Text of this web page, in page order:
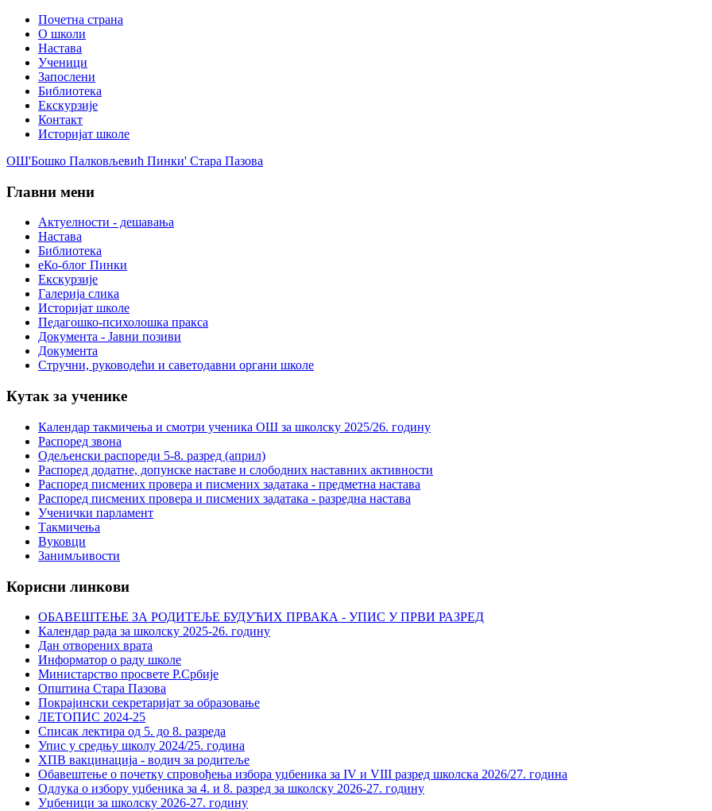
Почетна страна
О школи
Настава
Ученици
Запослени
Библиотека
Екскурзије
Контакт
Историјат школе
ОШ'Бошко Палковљевић Пинки' Стара Пазова
Главни мени
Актуелности - дешавања
Настава
Библиотека
еКо-блог Пинки
Екскурзије
Галерија слика
Историјат школе
Педагошко-психолошка пракса
Документа - Јавни позиви
Документа
Стручни, руководећи и саветодавни органи школе
Кутак за ученике
Календар такмичења и смотри ученика ОШ за школску 2025/26. годину
Распоред звона
Одељенски распореди 5-8. разред (април)
Распоред додатне, допунске наставе и слободних наставних активности
Распоред писмених провера и писмених задатака - предметна настава
Распоред писмених провера и писмених задатака - разредна настава
Ученички парламент
Такмичења
Вуковци
Занимљивости
Корисни линкови
ОБАВЕШТЕЊЕ ЗА РОДИТЕЉЕ БУДУЋИХ ПРВАКА - УПИС У ПРВИ РАЗРЕД
Календар рада за школску 2025-26. годину
Дан отворених врата
Информатор о раду школе
Министарство просвете Р.Србије
Општина Стара Пазова
Покрајински секретаријат за образовање
ЛЕТОПИС 2024-25
Списак лектира од 5. до 8. разреда
Упис у средњу школу 2024/25. година
ХПВ вакцинација - водич за родитеље
Обавештење о почетку спровођења избора уџбеника за IV и VIII разред школска 2026/27. година
Одлука о избору уџбеника за 4. и 8. разред за школску 2026-27. годину
Уџбеници за школску 2026-27. годину